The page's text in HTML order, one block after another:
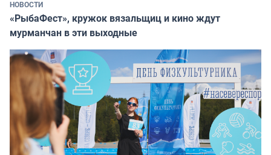
НОВОСТИ
«РыбаФест», кружок вязальщиц и кино ждут
мурманчан в эти выходные